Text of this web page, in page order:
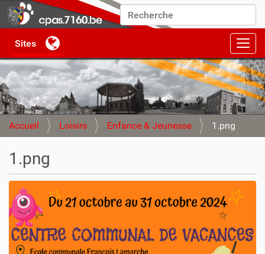
Chercher par
Recherche avancée…
Accueil Loisirs Enfance & Jeunesse 1.png
1.png